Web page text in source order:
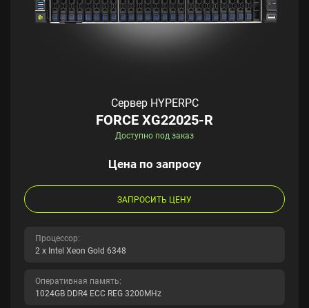
Сервер HYPERPC
FORCE XG22025-R
Доступно под заказ
Цена по запросу
ЗАПРОСИТЬ ЦЕНУ
Процессор:
2 x Intel Xeon Gold 6348
Оперативная память:
1024GB DDR4 ECC REG 3200MHz